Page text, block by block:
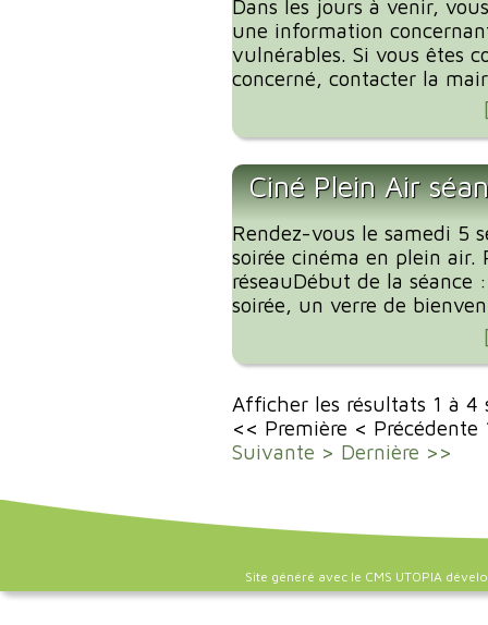
Dans les jours à venir,
une information
vulnérables. Si vous êtes
concerné, contacter la
Ciné Plein Air
Rendez-vous le samedi 5
soirée cinéma en plein
réseauDébut de la
soirée, un verre de
Afficher les résultats 1 à
<< Première < Précédente
Suivante > Dernière >>
Site généré avec le CMS UTOPIA